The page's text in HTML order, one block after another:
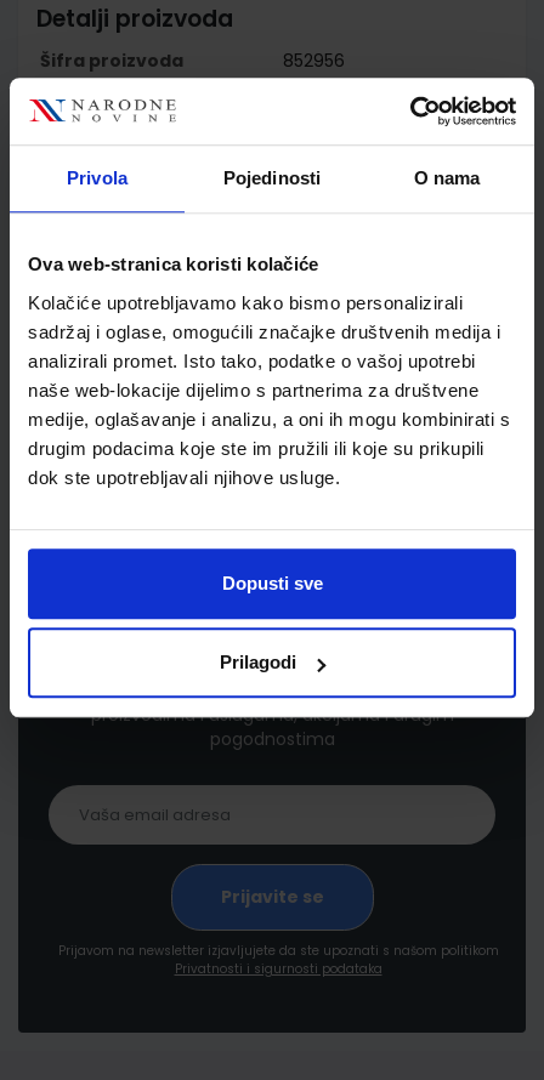
Privola Pojedinosti O nama
Ova web-stranica koristi kolačiće
Kolačiće upotrebljavamo kako bismo personalizirali
sadržaj i oglase, omogućili značajke društvenih medija i
analizirali promet. Isto tako, podatke o vašoj upotrebi
naše web-lokacije dijelimo s partnerima za društvene
medije, oglašavanje i analizu, a oni ih mogu kombinirati s
drugim podacima koje ste im pružili ili koje su prikupili
dok ste upotrebljavali njihove usluge.
Dopusti sve
Prilagodi
Detalji proizvoda
Šifra proizvoda
852956
Nakladnik
PROFIL KLETT d.o.o.
Školski razred
10 1.RAZRED SŠ
Vrsta škole
3 STRUKOVNA
Reg br min
1303
Newsletter prijava
Prijavite se kako bi primali informacije o novim
proizvodima i uslugama, akcijama i drugim
pogodnostima
Prijavom na newsletter izjavljujete da ste upoznati s našom politikom
Privatnosti i sigurnosti podataka